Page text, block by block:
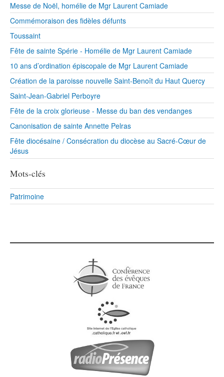
Messe de Noël, homélie de Mgr Laurent Camiade
Commémoraison des fidèles défunts
Toussaint
Fête de sainte Spérie - Homélie de Mgr Laurent Camiade
10 ans d’ordination épiscopale de Mgr Laurent Camiade
Création de la paroisse nouvelle Saint-Benoît du Haut Quercy
Saint-Jean-Gabriel Perboyre
Fête de la croix glorieuse - Messe du ban des vendanges
Canonisation de sainte Annette Pelras
Fête diocésaine / Consécration du diocèse au Sacré-Cœur de
Jésus
Mots-clés
Patrimoine